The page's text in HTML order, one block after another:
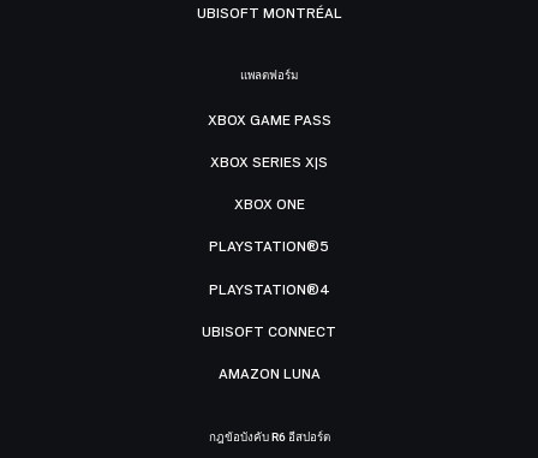
UBISOFT MONTRÉAL
แพลตฟอร์ม
XBOX GAME PASS
XBOX SERIES X|S
XBOX ONE
PLAYSTATION®5
PLAYSTATION®4
UBISOFT CONNECT
AMAZON LUNA
กฎข้อบังคับ R6 อีสปอร์ต